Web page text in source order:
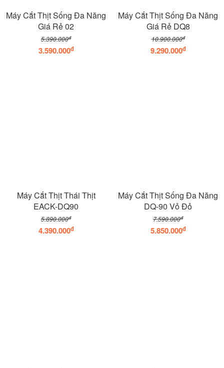
Máy Cắt Thịt Sống Đa Năng
Giá Rẻ 02
5.390.000đ
3.590.000đ
Máy Cắt Thịt Sống Đa Năng
Giá Rẻ DQ8
10.900.000đ
9.290.000đ
Máy Cắt Thịt Thái Thịt
EACK-DQ90
5.890.000đ
4.390.000đ
Máy Cắt Thịt Sống Đa Năng
DQ-90 Vỏ Đỏ
7.590.000đ
5.850.000đ